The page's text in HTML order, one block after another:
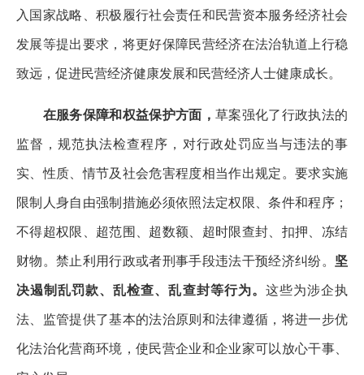
入国家战略、积极履行社会责任和民营资本服务经济社会
发展等提出要求，将更好保障民营经济在法治轨道上行稳
致远，促进民营经济健康发展和民营经济人士健康成长。
在服务保障和权益保护方面，草案强化了行政执法的
监督，规范执法检查程序，对行政处罚应当与违法的事
实、性质、情节及社会危害程度相当作出规定。要求实施
限制人身自由强制措施必须依照法定权限、条件和程序；
不得超权限、超范围、超数额、超时限查封、扣押、冻结
财物。禁止利用行政或者刑事手段违法干预经济纠纷。 坚
决遏制乱罚款、乱检查、乱查封等行为。 这些为涉企执
法、监管提供了基本的法治原则和法律遵循，将进一步优
化法治化营商环境，使民营企业和企业家可以放心干事、